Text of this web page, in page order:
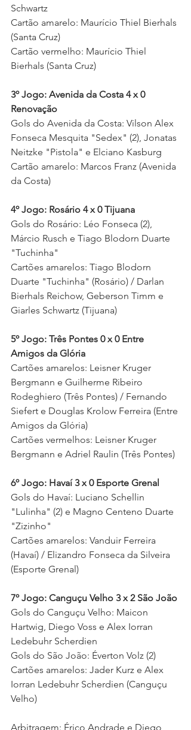
Schwartz
Cartão amarelo: Maurício Thiel Bierhals
(Santa Cruz)
Cartão vermelho: Maurício Thiel
Bierhals (Santa Cruz)
3º Jogo: Avenida da Costa 4 x 0
Renovação
Gols do Avenida da Costa: Vilson Alex
Fonseca Mesquita "Sedex" (2), Jonatas
Neitzke "Pistola" e Elciano Kasburg
Cartão amarelo: Marcos Franz (Avenida
da Costa)
4º Jogo: Rosário 4 x 0 Tijuana
Gols do Rosário: Léo Fonseca (2),
Márcio Rusch e Tiago Blodorn Duarte
"Tuchinha"
Cartões amarelos: Tiago Blodorn
Duarte "Tuchinha" (Rosário) / Darlan
Bierhals Reichow, Geberson Timm e
Giarles Schwartz (Tijuana)
5º Jogo: Três Pontes 0 x 0 Entre
Amigos da Glória
Cartões amarelos: Leisner Kruger
Bergmann e Guilherme Ribeiro
Rodeghiero (Três Pontes) / Fernando
Siefert e Douglas Krolow Ferreira (Entre
Amigos da Glória)
Cartões vermelhos: Leisner Kruger
Bergmann e Adriel Raulin (Três Pontes)
6º Jogo: Havaí 3 x 0 Esporte Grenal
Gols do Havaí: Luciano Schellin
"Lulinha" (2) e Magno Centeno Duarte
"Zizinho"
Cartões amarelos: Vanduir Ferreira
(Havaí) / Elizandro Fonseca da Silveira
(Esporte Grenal)
7º Jogo: Canguçu Velho 3 x 2 São João
Gols do Canguçu Velho: Maicon
Hartwig, Diego Voss e Alex Iorran
Ledebuhr Scherdien
Gols do São João: Éverton Volz (2)
Cartões amarelos: Jader Kurz e Alex
Iorran Ledebuhr Scherdien (Canguçu
Velho)
Arbitragem: Érico Andrade e Diego